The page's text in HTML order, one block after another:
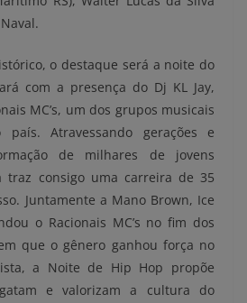
o destaque será a noite do
com a presença do Dj KL Jay,
MC’s, um dos grupos musicais
Atravessando gerações e
de milhares de jovens
traz consigo uma carreira de 35
Juntamente a Mano Brown, Ice
o Racionais MC’s no fim dos
que o gênero ganhou força no
a Noite de Hip Hop propõe
e valorizam a cultura do